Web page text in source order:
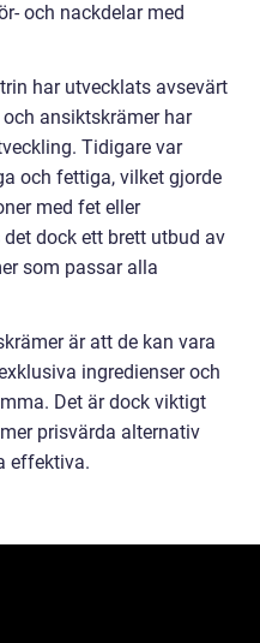
och nackdelar med
har utvecklats avsevärt
ansiktskrämer har
Tidigare var
och fettiga, vilket gjorde
med fet eller
dock ett brett utbud av
som passar alla
är att de kan vara
ingredienser och
Det är dock viktigt
prisvärda alternativ
effektiva.